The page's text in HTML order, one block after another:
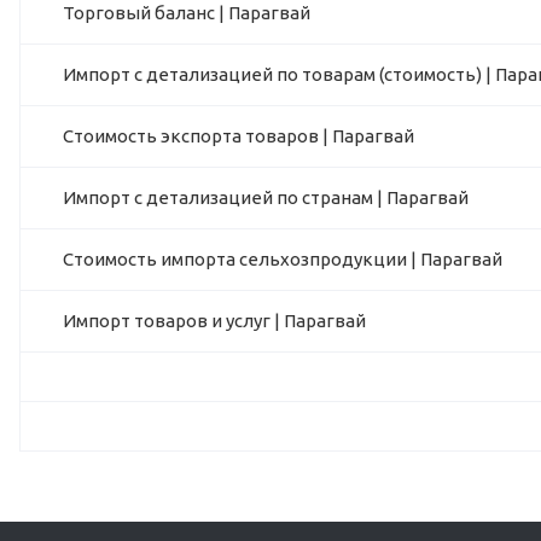
Торговый баланс | Парагвай
Импорт с детализацией по товарам (стоимость) |
Стоимость экспорта товаров | Парагвай
Импорт с детализацией по странам | Парагвай
Стоимость импорта сельхозпродукции | Парагвай
Импорт товаров и услуг | Парагвай